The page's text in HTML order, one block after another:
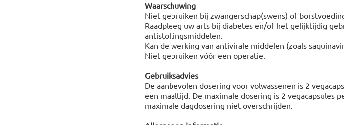
Waarschuwing
Niet gebruiken bij zwangerschap(swens) of
Raadpleeg uw arts bij diabetes en/of het gelijktijdig
antistollingsmiddelen.
Kan de werking van antivirale middelen (zoals
Niet gebruiken vóór een operatie.
Gebruiksadvies
De aanbevolen dosering voor volwassenen is 2
een maaltijd. De maximale dosering is 2 vegacapsules
maximale dagdosering niet overschrijden.